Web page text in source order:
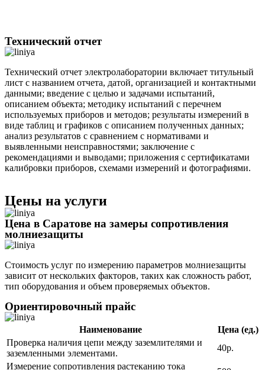
Технический отчет
Технический отчет электролаборатории включает титульный
лист с названием отчета, датой, организацией и контактными
данными; введение с целью и задачами испытаний,
описанием объекта; методику испытаний с перечнем
используемых приборов и методов; результаты измерений в
виде таблиц и графиков с описанием полученных данных;
анализ результатов с сравнением с нормативами и
выявленными неисправностями; заключение с
рекомендациями и выводами; приложения с сертификатами
калибровки приборов, схемами измерений и фотографиями.
Цены на услуги
Цена в Саратове на замеры сопротивления
молниезащиты
Стоимость услуг по измерению параметров молниезащиты
зависит от нескольких факторов, таких как сложность работ,
тип оборудования и объем проверяемых объектов.
Ориентировочный прайс
Наименование
Цена (ед.)
Проверка наличия цепи между заземлителями и
заземленными элементами.
40р.
Измерение сопротивления растеканию тока